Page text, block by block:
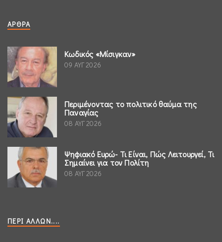
ΆΡΘΡΑ
Κωδικός «Μίσιγκαν»
09 ΑΥΓ 2026
Περιμένοντας το πολιτικό θαύμα της
Παναγίας
08 ΑΥΓ 2026
Ψηφιακό Ευρώ- Τι Είναι, Πώς Λειτουργεί, Τι
Σημαίνει για τον Πολίτη
08 ΑΥΓ 2026
ΠΕΡΊ ΆΛΛΩΝ....